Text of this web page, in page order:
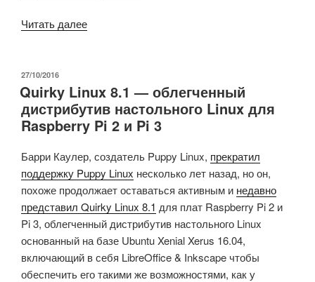
Читать далее«Запущена
Orange
Pi
PC
на
базе
процессора
Allwinner
H5
за
$20»
ОПУБЛИКОВАНО
27/10/2016
Quirky Linux 8.1 — облегченный
дистрибутив настольного Linux для
Raspberry Pi 2 и Pi 3
Барри Каулер, создатель Puppy Linux, прекратил
поддержку Puppy Linux несколько лет назад, но он,
похоже продолжает оставаться активным и недавно
представил Quirky Linux 8.1 для плат Raspberry Pi 2 и
Pi 3, облегченный дистрибутив настольного Linux
основанный на базе Ubuntu Xenial Xerus 16.04,
включающий в себя LibreOffice & Inkscape чтобы
обеспечить его такими же возможностями, как у